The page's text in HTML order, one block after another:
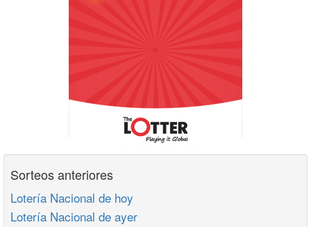
Sorteos anteriores
Lotería Nacional de hoy
Lotería Nacional de ayer